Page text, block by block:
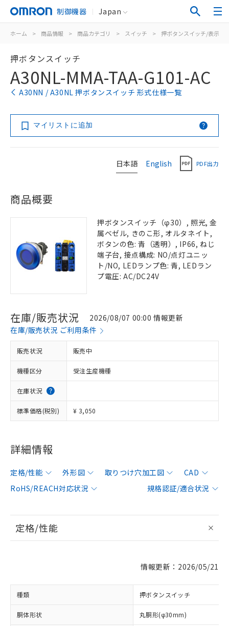
制御機器 Japan
ホーム > 商品情報 > 商品カテゴリ > スイッチ > 押ボタンスイッチ/表示灯
押ボタンスイッチ
A30NL-MMA-TAA-G101-AC
A30NN / A30NL 押ボタンスイッチ 形式仕様一覧
マイリストに追加
日本語 English PDF出力
商品概要
押ボタンスイッチ（φ30）, 照光, 金
属ベゼル, きのこ形, オルタネイト,
ボタンの色: 青（透明）, IP66, ねじ
端子台, 接点構成: NO/点灯ユニッ
ト/NO, LEDランプ色: 青, LEDラン
プ電圧: AC/DC24V
在庫/販売状況
2026/08/07 00:00 情報更新
在庫/販売状況 ご利用条件
販売状況 販売中
機種区分 受注生産機種
在庫状況
標準価格(税別) ¥ 3,050
詳細情報
定格/性能 外形図 取りつけ穴加工図
CAD
RoHS/REACH対応状況
規格認証/適合状況
定格/性能
情報更新：2026/05/21
種類 押ボタンスイッチ
胴体形状 丸胴形(φ30mm)